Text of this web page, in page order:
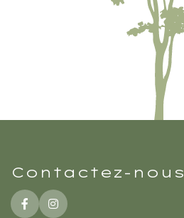
Contactez-nous